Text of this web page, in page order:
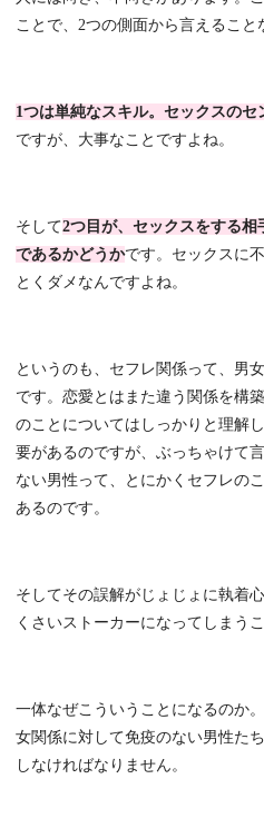
ことで、2つの側面から言えること
1つは単純なスキル。セックスのセ
ですが、大事なことですよね。
そして2つ目が、セックスをする相
であるかどうかです。セックスに
とくダメなんですよね。
というのも、セフレ関係って、男
です。恋愛とはまた違う関係を構
のことについてはしっかりと理解
要があるのですが、ぶっちゃけて
ない男性って、とにかくセフレの
あるのです。
そしてその誤解がじょじょに執着
くさいストーカーになってしまうこ
一体なぜこういうことになるのか
女関係に対して免疫のない男性た
しなければなりません。